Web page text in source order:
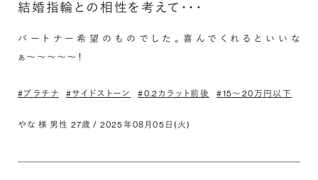
結婚指輪との相性を考えて・・・
パートナー希望のものでした。喜んでくれるといいな
ぁ〜〜〜〜〜！
#プラチナ #サイドストーン #0.2カラット前後 #15〜20万円以下
やな 様 男性 27歳 / 2025年08月05日(火)